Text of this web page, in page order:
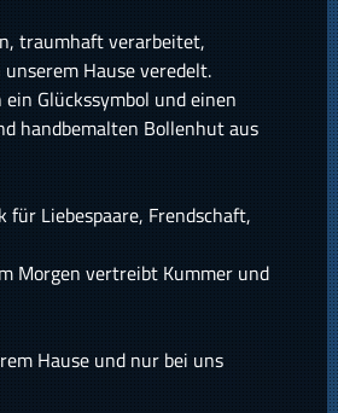
traumhaft verarbeitet,
Hause veredelt.
Glückssymbol und einen
handbemalten Bollenhut aus
für Liebespaare, Frendschaft,
Morgen vertreibt Kummer und
Hause und nur bei uns